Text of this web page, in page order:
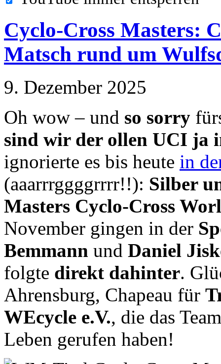
Cyclo-Cross Masters:
Matsch rund um
9. Dezember 2025
Oh wow – und so sorry
sind wir der ollen UCI ja
ignorierte es bis heute in
(aaarrrggggrrrr!!): Silber
Masters Cyclo-Cross
November gingen in der
Bemmann und Daniel
folgte direkt dahinter.
Ahrensburg, Chapeau für
WEcycle e.V., die das
Leben gerufen haben!